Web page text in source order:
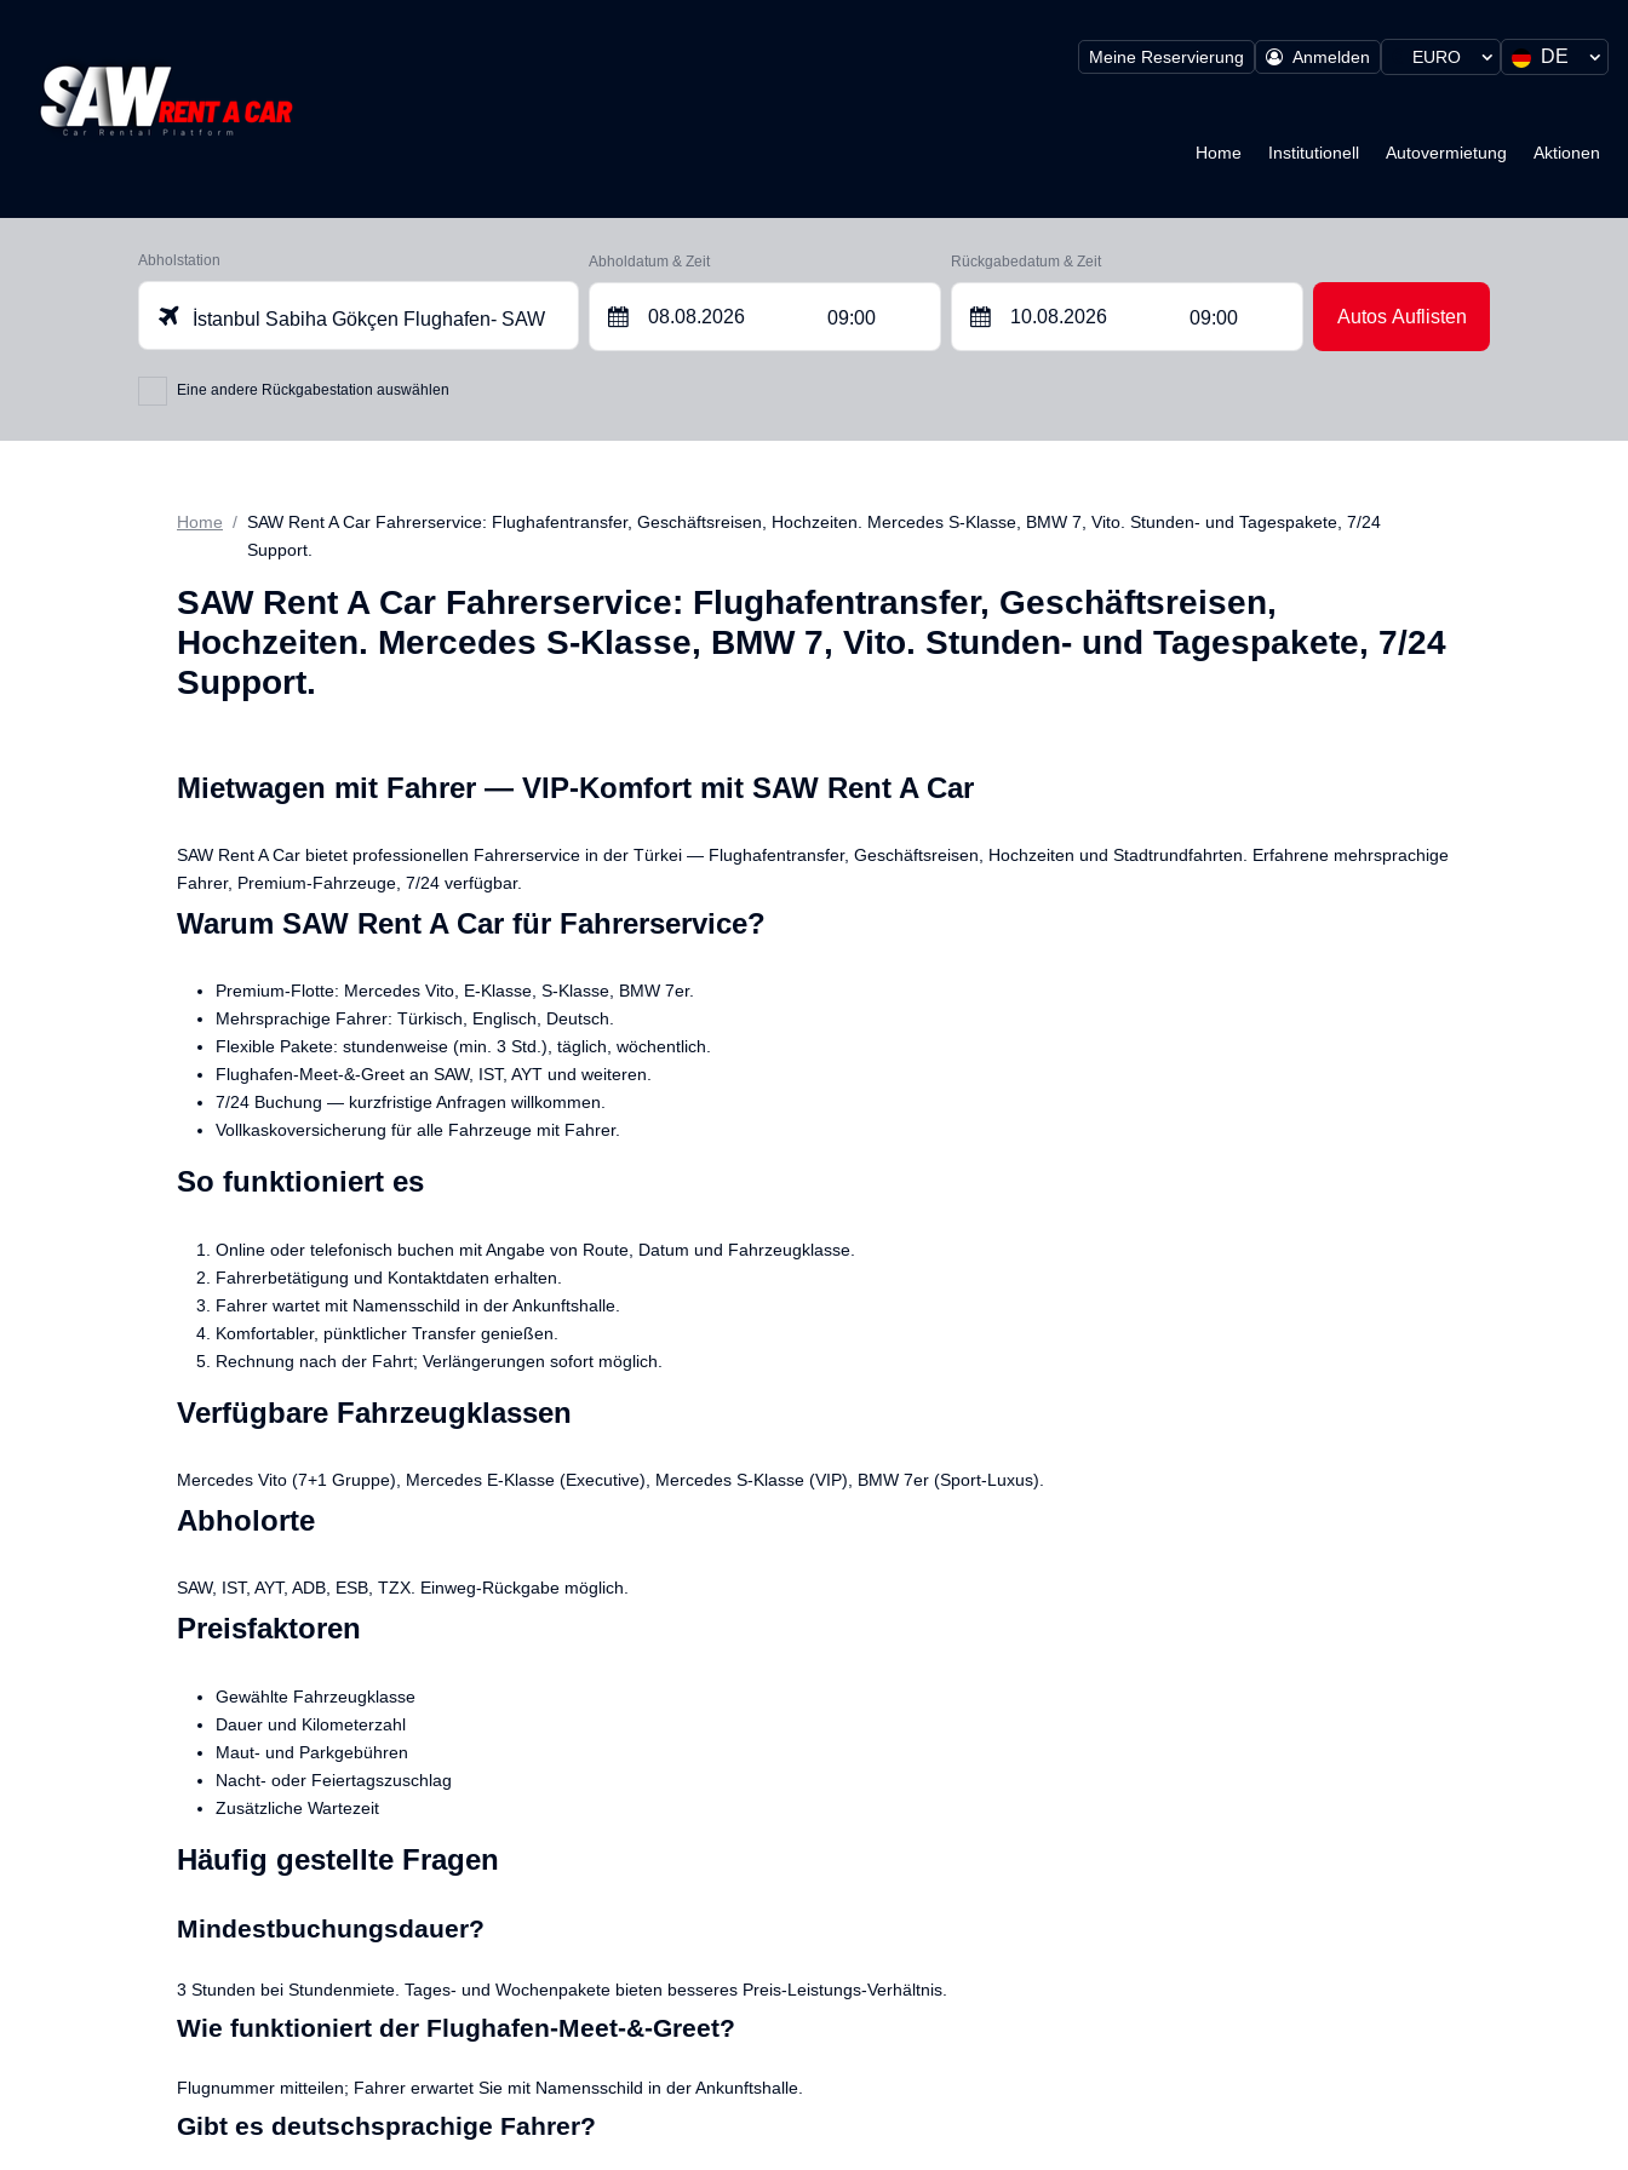
Meine Reservierung Anmelden DE
EURO
Home Institutionell Autovermietung Aktionen
Abholstation
İstanbul Sabiha Gökçen Flughafen- SAW
Eine andere Rückgabestation auswählen
Abholdatum & Zeit
09:00
Rückgabedatum & Zeit
09:00 Autos Auflisten
Home
SAW Rent A Car Fahrerservice: Flughafentransfer, Geschäftsreisen, Hochzeiten. Mercedes S-Klasse, BMW 7, Vito. Stunden- und Tagespakete, 7/24
Support.
SAW Rent A Car Fahrerservice: Flughafentransfer, Geschäftsreisen,
Hochzeiten. Mercedes S-Klasse, BMW 7, Vito. Stunden- und Tagespakete, 7/24
Support.
Mietwagen mit Fahrer — VIP-Komfort mit SAW Rent A Car
SAW Rent A Car bietet professionellen Fahrerservice in der Türkei — Flughafentransfer, Geschäftsreisen, Hochzeiten und Stadtrundfahrten. Erfahrene mehrsprachige
Fahrer, Premium-Fahrzeuge, 7/24 verfügbar.
Warum SAW Rent A Car für Fahrerservice?
Premium-Flotte: Mercedes Vito, E-Klasse, S-Klasse, BMW 7er.
Mehrsprachige Fahrer: Türkisch, Englisch, Deutsch.
Flexible Pakete: stundenweise (min. 3 Std.), täglich, wöchentlich.
Flughafen-Meet-&-Greet an SAW, IST, AYT und weiteren.
7/24 Buchung — kurzfristige Anfragen willkommen.
Vollkaskoversicherung für alle Fahrzeuge mit Fahrer.
So funktioniert es
Online oder telefonisch buchen mit Angabe von Route, Datum und Fahrzeugklasse.
Fahrerbetätigung und Kontaktdaten erhalten.
Fahrer wartet mit Namensschild in der Ankunftshalle.
Komfortabler, pünktlicher Transfer genießen.
Rechnung nach der Fahrt; Verlängerungen sofort möglich.
Verfügbare Fahrzeugklassen
Mercedes Vito (7+1 Gruppe), Mercedes E-Klasse (Executive), Mercedes S-Klasse (VIP), BMW 7er (Sport-Luxus).
Abholorte
SAW, IST, AYT, ADB, ESB, TZX. Einweg-Rückgabe möglich.
Preisfaktoren
Gewählte Fahrzeugklasse
Dauer und Kilometerzahl
Maut- und Parkgebühren
Nacht- oder Feiertagszuschlag
Zusätzliche Wartezeit
Häufig gestellte Fragen
Mindestbuchungsdauer?
3 Stunden bei Stundenmiete. Tages- und Wochenpakete bieten besseres Preis-Leistungs-Verhältnis.
Wie funktioniert der Flughafen-Meet-&-Greet?
Flugnummer mitteilen; Fahrer erwartet Sie mit Namensschild in der Ankunftshalle.
Gibt es deutschsprachige Fahrer?